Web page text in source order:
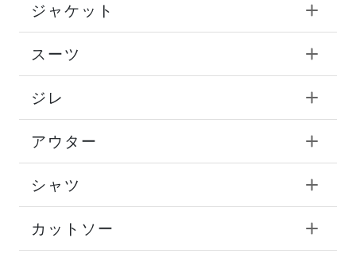
ジャケット
スーツ
ジレ
アウター
シャツ
カットソー